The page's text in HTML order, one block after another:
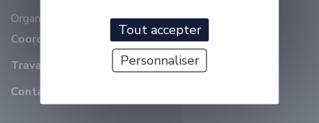
Organisation
Membres
Coordonnées
Travailler à ELLIADD
Contact
Tout accepter
Personnaliser